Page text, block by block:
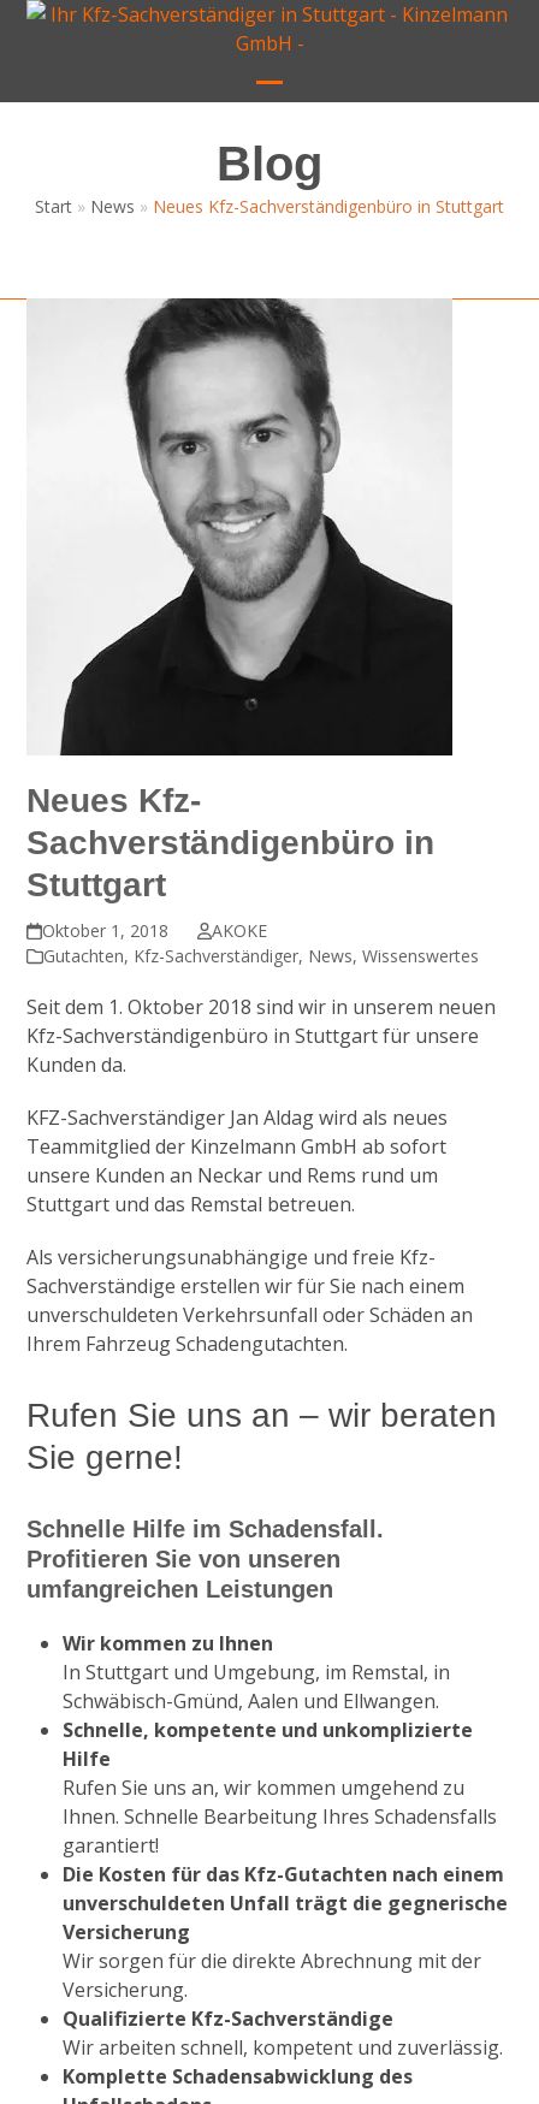
Skip
Open
mobile
menu
Close
mobile
menu
Blog
Start » News » Neues Kfz-Sachverständigenbüro in Stuttgart
Neues Kfz-
Sachverständigenbüro in
Stuttgart
Oktober 1, 2018
AKOKE
Gutachten, Kfz-Sachverständiger, News,Wissenswertes
Seit dem 1. Oktober 2018 sind wir in unserem neuen
Kfz-Sachverständigenbüro in Stuttgart für unsere
Kunden da.
KFZ-Sachverständiger Jan Aldag wird als neues
Teammitglied der Kinzelmann GmbH ab sofort
unsere Kunden an Neckar und Rems rund um
Stuttgart und das Remstal betreuen.
Als versicherungsunabhängige und freie Kfz-
Sachverständige erstellen wir für Sie nach einem
unverschuldeten Verkehrsunfall oder Schäden an
Ihrem Fahrzeug Schadengutachten.
Rufen Sie uns an – wir beraten
Sie gerne!
Schnelle Hilfe im Schadensfall.
Profitieren Sie von unseren
umfangreichen Leistungen
Wir kommen zu Ihnen
In Stuttgart und Umgebung, im Remstal, in
Schwäbisch-Gmünd, Aalen und Ellwangen.
Schnelle, kompetente und unkomplizierte
Hilfe
Rufen Sie uns an, wir kommen umgehend zu
Ihnen. Schnelle Bearbeitung Ihres Schadensfalls
garantiert!
Die Kosten für das Kfz-Gutachten nach einem
unverschuldeten Unfall trägt die gegnerische
Versicherung
Wir sorgen für die direkte Abrechnung mit der
Versicherung.
Qualifizierte Kfz-Sachverständige
Wir arbeiten schnell, kompetent und zuverlässig.
Komplette Schadensabwicklung des